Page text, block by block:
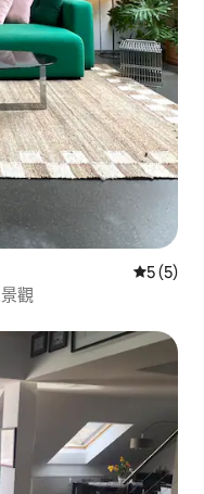
從 5 則評
5 (5)
觀